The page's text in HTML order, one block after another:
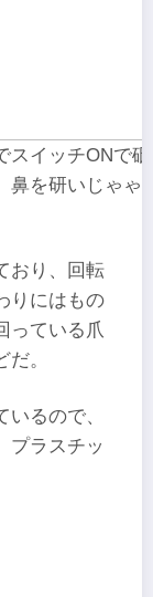
スイッチONで
鼻を研いじゃゃ
おり、回転
りにはもの
っている爪
。
るので、
プラスチッ